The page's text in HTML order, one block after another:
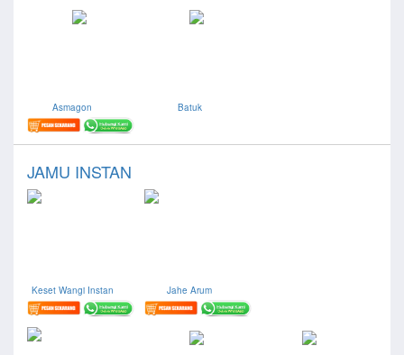
Asmagon Batuk
JAMU INSTAN
Keset Wangi Instan Jahe Arum